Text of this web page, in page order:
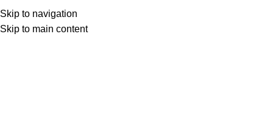
Skip to navigation
Skip to main content